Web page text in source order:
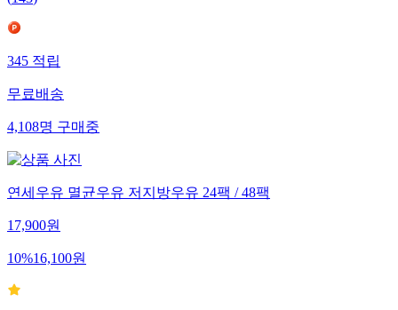
345 적립
무료배송
4,108명 구매중
연세우유 멸균우유 저지방우유 24팩 / 48팩
17,900원
10%16,100원